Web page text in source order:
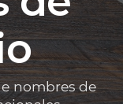
nombres de